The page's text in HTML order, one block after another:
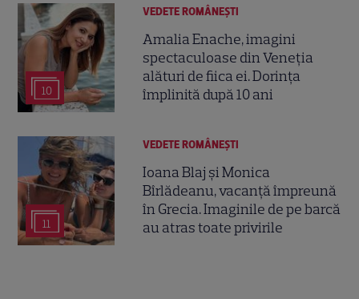
10
VEDETE ROMÂNEŞTI
Amalia Enache, imagini
spectaculoase din Veneția
alături de fiica ei. Dorința
împlinită după 10 ani
11
VEDETE ROMÂNEŞTI
Ioana Blaj și Monica
Bîrlădeanu, vacanță împreună
în Grecia. Imaginile de pe barcă
au atras toate privirile